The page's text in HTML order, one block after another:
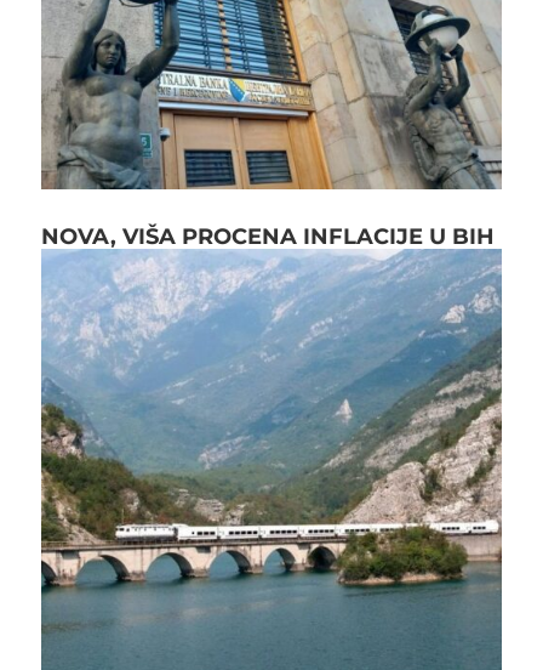
NOVA, VIŠA PROCENA INFLACIJE U BIH